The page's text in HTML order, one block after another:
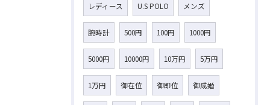
レディース U.S POLO メンズ
腕時計 500円 100円 1000円
5000円 10000円 10万円 5万円
1万円 御在位 御即位 御成婚